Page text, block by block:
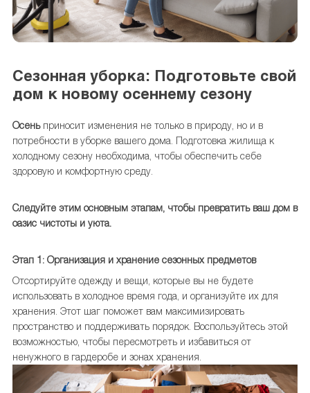
Сезонная уборка: Подготовьте свой
дом к новому осеннему сезону
Осень приносит изменения не только в природу, но и в
потребности в уборке вашего дома. Подготовка жилища к
холодному сезону необходима, чтобы обеспечить себе
здоровую и комфортную среду.
Следуйте этим основным этапам, чтобы превратить ваш дом в
оазис чистоты и уюта.
Этап 1: Организация и хранение сезонных предметов
Отсортируйте одежду и вещи, которые вы не будете
использовать в холодное время года, и организуйте их для
хранения. Этот шаг поможет вам максимизировать
пространство и поддерживать порядок. Воспользуйтесь этой
возможностью, чтобы пересмотреть и избавиться от
ненужного в гардеробе и зонах хранения.